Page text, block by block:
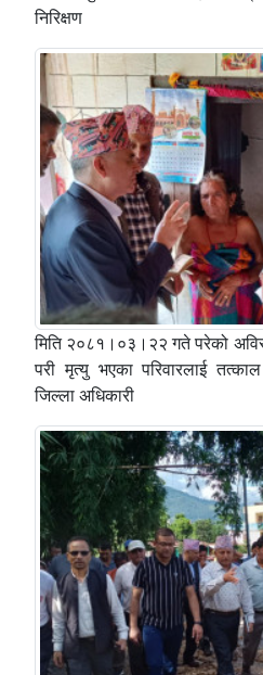
निरिक्षण
मिति २०८१।०३।२२ गते परेको
परी मृत्यु भएका परिवारलाई
जिल्ला अधिकारी